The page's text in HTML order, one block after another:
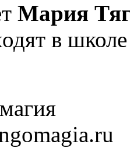
Мария
в